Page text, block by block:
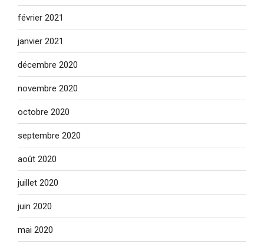
février 2021
janvier 2021
décembre 2020
novembre 2020
octobre 2020
septembre 2020
août 2020
juillet 2020
juin 2020
mai 2020